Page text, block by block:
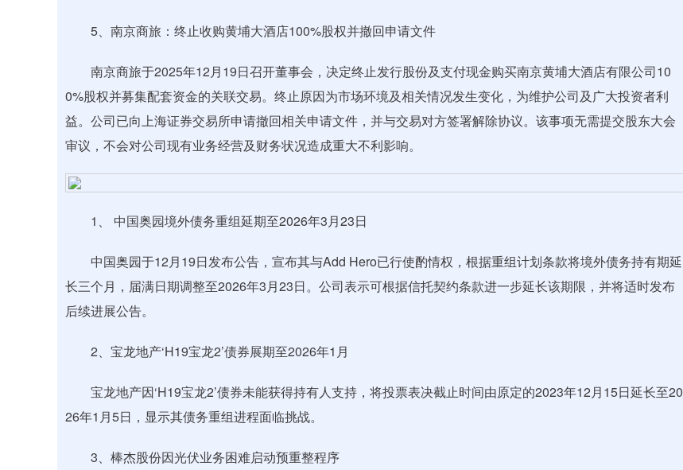
5、南京商旅：终止收购黄埔大酒店100%股权并撤回申请文件
南京商旅于2025年12月19日召开董事会，决定终止发行股份及支付现金购买南京黄埔大酒店有限公司10
0%股权并募集配套资金的关联交易。终止原因为市场环境及相关情况发生变化，为维护公司及广大投资者利
益。公司已向上海证券交易所申请撤回相关申请文件，并与交易对方签署解除协议。该事项无需提交股东大会
审议，不会对公司现有业务经营及财务状况造成重大不利影响。
1、 中国奥园境外债务重组延期至2026年3月23日
中国奥园于12月19日发布公告，宣布其与Add Hero已行使酌情权，根据重组计划条款将境外债务持有期延
长三个月，届满日期调整至2026年3月23日。公司表示可根据信托契约条款进一步延长该期限，并将适时发布
后续进展公告。
2、宝龙地产‘H19宝龙2’债券展期至2026年1月
宝龙地产因‘H19宝龙2’债券未能获得持有人支持，将投票表决截止时间由原定的2023年12月15日延长至20
26年1月5日，显示其债务重组进程面临挑战。
3、棒杰股份因光伏业务困难启动预重整程序